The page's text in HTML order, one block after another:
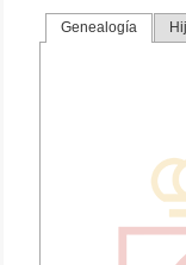
Genealogía